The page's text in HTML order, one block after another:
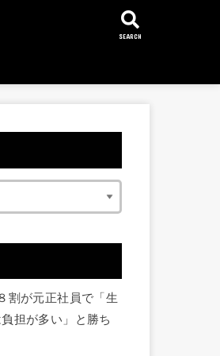
SEARCH
割が元正社員で「生
担が多い」と勝ち